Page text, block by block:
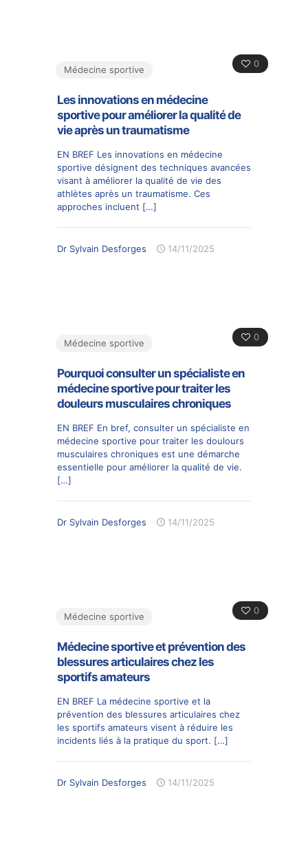
0
Médecine sportive
Les innovations en médecine
sportive pour améliorer la qualité de
vie après un traumatisme
EN BREF Les innovations en médecine
sportive désignent des techniques avancées
visant à améliorer la qualité de vie des
athlètes après un traumatisme. Ces
approches incluent […]
Dr Sylvain Desforges 14/11/2025
0
Médecine sportive
Pourquoi consulter un spécialiste en
médecine sportive pour traiter les
douleurs musculaires chroniques
EN BREF En bref, consulter un spécialiste en
médecine sportive pour traiter les doulours
musculaires chroniques est une démarche
essentielle pour améliorer la qualité de vie.
[…]
Dr Sylvain Desforges 14/11/2025
0
Médecine sportive
Médecine sportive et prévention des
blessures articulaires chez les
sportifs amateurs
EN BREF La médecine sportive et la
prévention des blessures articulaires chez
les sportifs amateurs visent à réduire les
incidents liés à la pratique du sport. […]
Dr Sylvain Desforges 14/11/2025